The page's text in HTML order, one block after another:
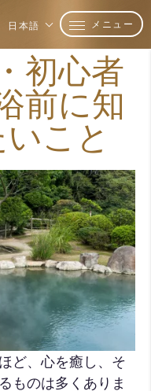
日本語 メニュー
初心者
前に知
こと
ど、心を癒し、そ
ものは多くありま